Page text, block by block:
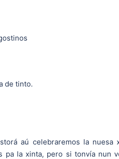
de tinto.
aú celebraremos la
pa la xinta, pero si tonvía nun